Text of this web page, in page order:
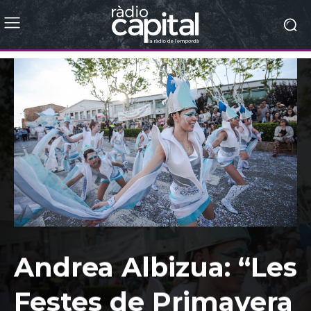
Andrea Albizua: “Les
Festes de Primavera